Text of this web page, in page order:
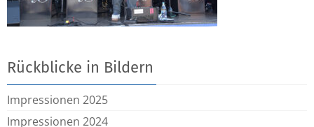
Rückblicke in Bildern
Impressionen 2025
Impressionen 2024